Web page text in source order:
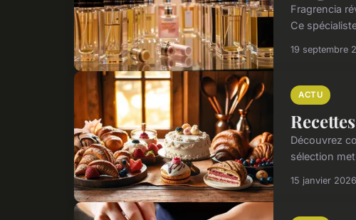
Fragrencia
Ce
19 septembre
ACTU
Découvrez
sélection
15 janvier 2026